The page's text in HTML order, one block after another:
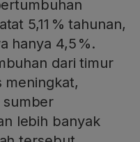
5,11 % tahunan,
hanya 4,5 %.
dari timur
meningkat,
sumber
lebih banyak